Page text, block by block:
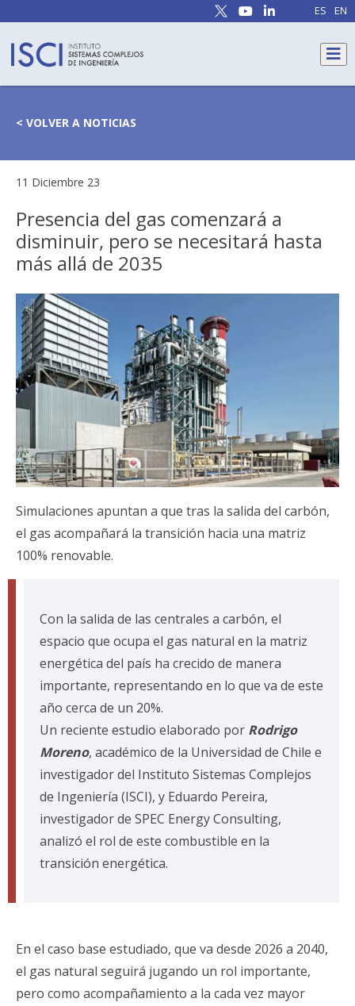
ES EN
< VOLVER A NOTICIAS
11 Diciembre 23
Presencia del gas comenzará a
disminuir, pero se necesitará hasta
más allá de 2035
Simulaciones apuntan a que tras la salida del carbón,
el gas acompañará la transición hacia una matriz
100% renovable.
Con la salida de las centrales a carbón, el
espacio que ocupa el gas natural en la matriz
energética del país ha crecido de manera
importante, representando en lo que va de este
año cerca de un 20%.
Un reciente estudio elaborado por Rodrigo
Moreno, académico de la Universidad de Chile e
investigador del Instituto Sistemas Complejos
de Ingeniería (ISCI), y Eduardo Pereira,
investigador de SPEC Energy Consulting,
analizó el rol de este combustible en la
transición energética.
En el caso base estudiado, que va desde 2026 a 2040,
el gas natural seguirá jugando un rol importante,
pero como acompañamiento a la cada vez mayor